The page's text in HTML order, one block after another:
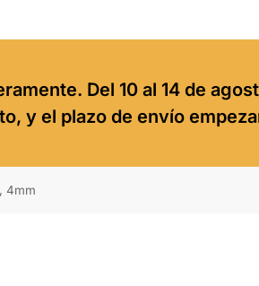
Del 10 al 14 de
y el plazo de envío
4mm